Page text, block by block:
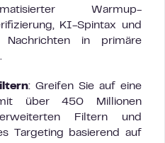
Warmup-
KI-Spintax und
Nachrichten in primäre
: Greifen Sie auf eine
mit über 450 Millionen
Filtern und
Targeting basierend auf